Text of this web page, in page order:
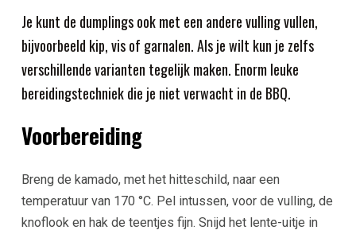
Je kunt de dumplings ook met een andere vulling vullen,
bijvoorbeeld kip, vis of garnalen. Als je wilt kun je zelfs
verschillende varianten tegelijk maken. Enorm leuke
bereidingstechniek die je niet verwacht in de BBQ.
Voorbereiding
Breng de kamado, met het hitteschild, naar een
temperatuur van 170 °C. Pel intussen, voor de vulling, de
knoflook en hak de teentjes fijn. Snijd het lente-uitje in